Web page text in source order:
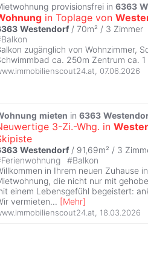
provisionsfrei in 6363
in Toplage von
Westendorf / 70m² / 3 Zimmer
Balkon
zugänglich von Wohnzimmer,
ca. 250m Zentrum ca.
, 07.06.2026
mieten in 6363
3-Zi.-Whg. in
Westendorf / 91,69m² / 3
Ferienwohnung #Balkon
in Ihrem neuen Zuhause in
die nicht nur mit
einem Lebensgefühl begeistert:
vermieten... [Mehr]
, 18.03.2026